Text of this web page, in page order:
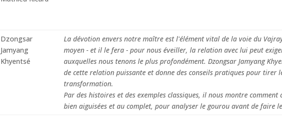
Dzongsar
Jamyang
Khyentsé
La dévotion envers notre maître est l'élément vital de la voie du
moyen - et il le fera - pour nous éveiller, la relation avec lui peut
auxquelles nous tenons le plus profondément. Dzongsar Jamyang
de cette relation puissante et donne des conseils pratiques pour
transformation.
Par des histoires et des exemples classiques, il nous montre
bien aiguisées et au complet, pour analyser le gourou avant de faire